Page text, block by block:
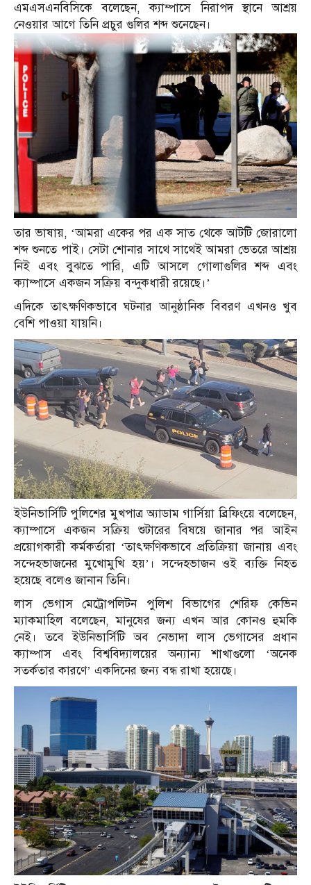
এমএসএনবিসিকে বলেছেন, ক্যাম্পাসে নিরাপদ স্থানে আশ্রয়
নেওয়ার আগে তিনি প্রচুর গুলির শব্দ শুনেছেন।
তার ভাষায়, ‘আমরা একের পর এক সাত থেকে আটটি জোরালো
শব্দ শুনতে পাই। সেটা শোনার সাথে সাথেই আমরা ভেতরে আশ্রয়
নিই এবং বুঝতে পারি, এটি আসলে গোলাগুলির শব্দ এবং
ক্যাম্পাসে একজন সক্রিয় বন্দুকধারী রয়েছে।’
এদিকে তাৎক্ষণিকভাবে ঘটনার আনুষ্ঠানিক বিবরণ এখনও খুব
বেশি পাওয়া যায়নি।
ইউনিভার্সিটি পুলিশের মুখপাত্র অ্যাডাম গার্সিয়া ব্রিফিংয়ে বলেছেন,
ক্যাম্পাসে একজন সক্রিয় শুটারের বিষয়ে জানার পর আইন
প্রয়োগকারী কর্মকর্তারা ‘তাৎক্ষণিকভাবে প্রতিক্রিয়া জানায় এবং
সন্দেহভাজনের মুখোমুখি হয়’। সন্দেহভাজন ওই ব্যক্তি নিহত
হয়েছে বলেও জানান তিনি।
লাস ভেগাস মেট্রোপলিটন পুলিশ বিভাগের শেরিফ কেভিন
ম্যাকমাহিল বলেছেন, মানুষের জন্য এখন আর কোনও হুমকি
নেই। তবে ইউনিভার্সিটি অব নেভাদা লাস ভেগাসের প্রধান
ক্যাম্পাস এবং বিশ্ববিদ্যালয়ের অন্যান্য শাখাগুলো ‘অনেক
সতর্কতার কারণে’ একদিনের জন্য বন্ধ রাখা হয়েছে।